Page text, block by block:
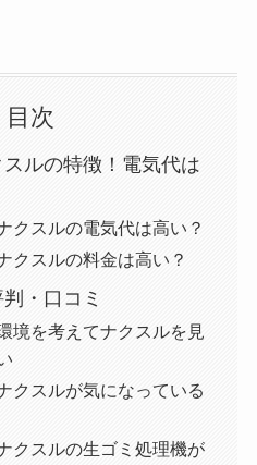
目次
ルの特徴！電気代は
クスルの電気代は高い？
クスルの料金は高い？
・口コミ
境を考えてナクスルを見
クスルが気になっている
クスルの生ゴミ処理機が